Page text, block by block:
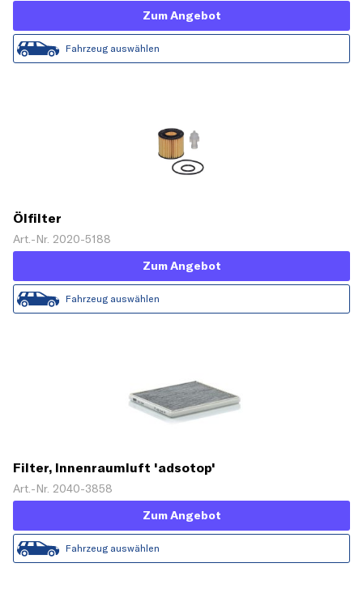
Zum Angebot
Fahrzeug auswählen
Ölfilter
Art.-Nr. 2020-5188
Zum Angebot
Fahrzeug auswählen
Filter, Innenraumluft 'adsotop'
Art.-Nr. 2040-3858
Zum Angebot
Fahrzeug auswählen